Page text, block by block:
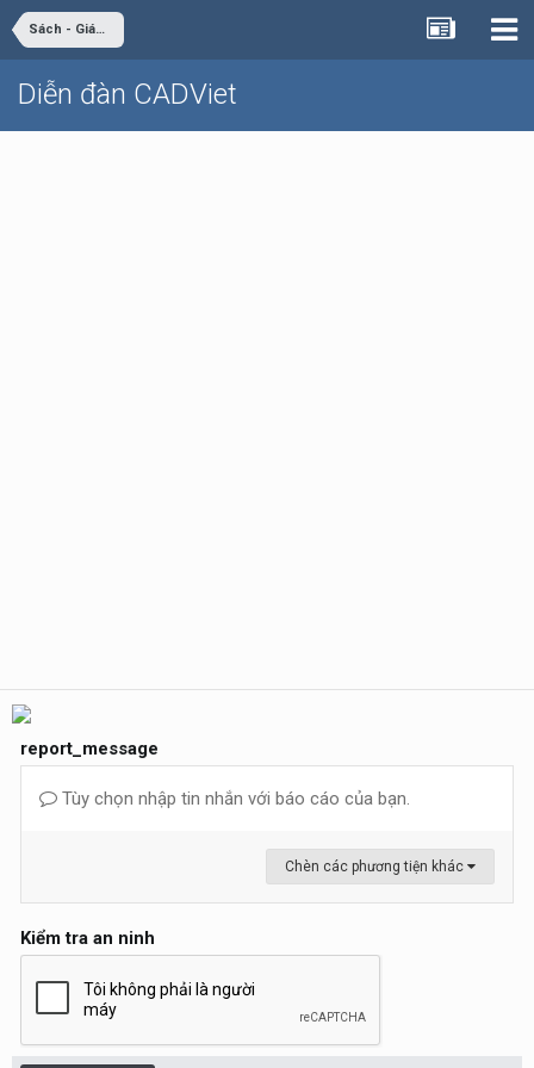
Sách - Giáo trình - Tài liệu
Diễn đàn CADViet
report_message
Tùy chọn nhập tin nhắn với báo cáo của bạn.
Chèn các phương tiện khác
Kiểm tra an ninh